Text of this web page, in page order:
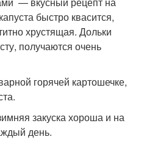
быстро квасится,
хрустящая. Дольки
получаются очень
горячей картошечке,
закуска хороша и на
день.